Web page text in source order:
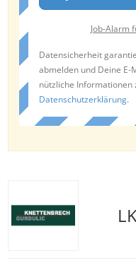
Job-Alarm
Datensicherheit
abmelden und Deine
nützliche Informationen
Datenschutzerklärung.